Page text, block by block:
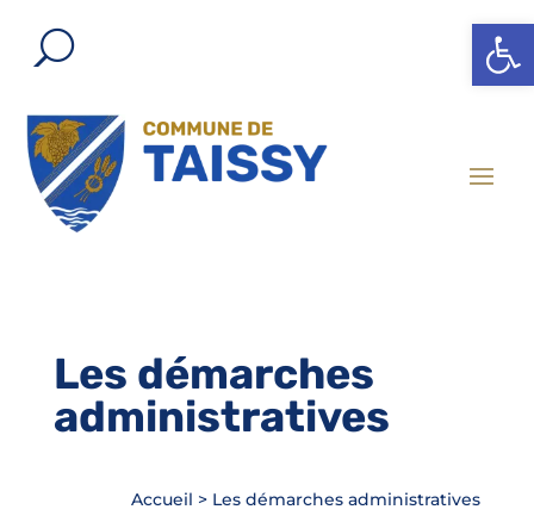
Ouvrir
Les démarches
administratives
Accueil > Les démarches administratives